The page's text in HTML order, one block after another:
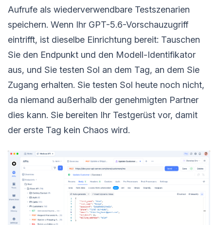
Aufrufe als wiederverwendbare Testszenarien
speichern. Wenn Ihr GPT-5.6-Vorschauzugriff
eintrifft, ist dieselbe Einrichtung bereit: Tauschen
Sie den Endpunkt und den Modell-Identifikator
aus, und Sie testen Sol an dem Tag, an dem Sie
Zugang erhalten. Sie testen Sol heute noch nicht,
da niemand außerhalb der genehmigten Partner
dies kann. Sie bereiten Ihr Testgerüst vor, damit
der erste Tag kein Chaos wird.